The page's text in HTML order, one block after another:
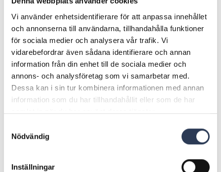
Vi använder enhetsidentifierare för att anpassa innehållet
och annonserna till användarna, tillhandahålla funktioner
för sociala medier och analysera vår trafik. Vi
vidarebefordrar även sådana identifierare och annan
information från din enhet till de sociala medier och
annons- och analysföretag som vi samarbetar med.
Dessa kan i sin tur kombinera informationen med annan
information som du har tillhandahållit eller som de har
samlat in när du har använt deras tjänster.
Nödvändig
Inställningar
moderniseringar de kommande åren. Samtidigt ökar kraven
på kapacitet, reningskrav, robusthet, hållbarhet och rening,
vilket ställer högre krav på tidiga tekniska vägval och
samordning mellan flera teknikområden genom hela
projektets livscykel.
För att möta marknadens ökade behov fortsätter Rejlers nu
att utveckla och stärka sitt nationella erbjudande inom VA,
där satsningar inom VA-process och tidiga skeden är en
viktig del av utvecklingen framåt.
Nu söker vi fler personer som vill vara med och utveckla